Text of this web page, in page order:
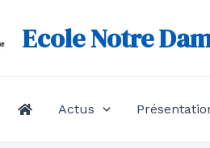
Ecole Notre
Actus